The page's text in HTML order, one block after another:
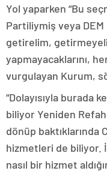
Yol yaparken “Bu
Partiliymiş veya
getirelim,
yapmayacaklarını,
vurgulayan Kurum,
“Dolayısıyla burada
biliyor Yeniden
dönüp baktıklarında
hizmetleri de biliyor.
nasıl bir hizmet